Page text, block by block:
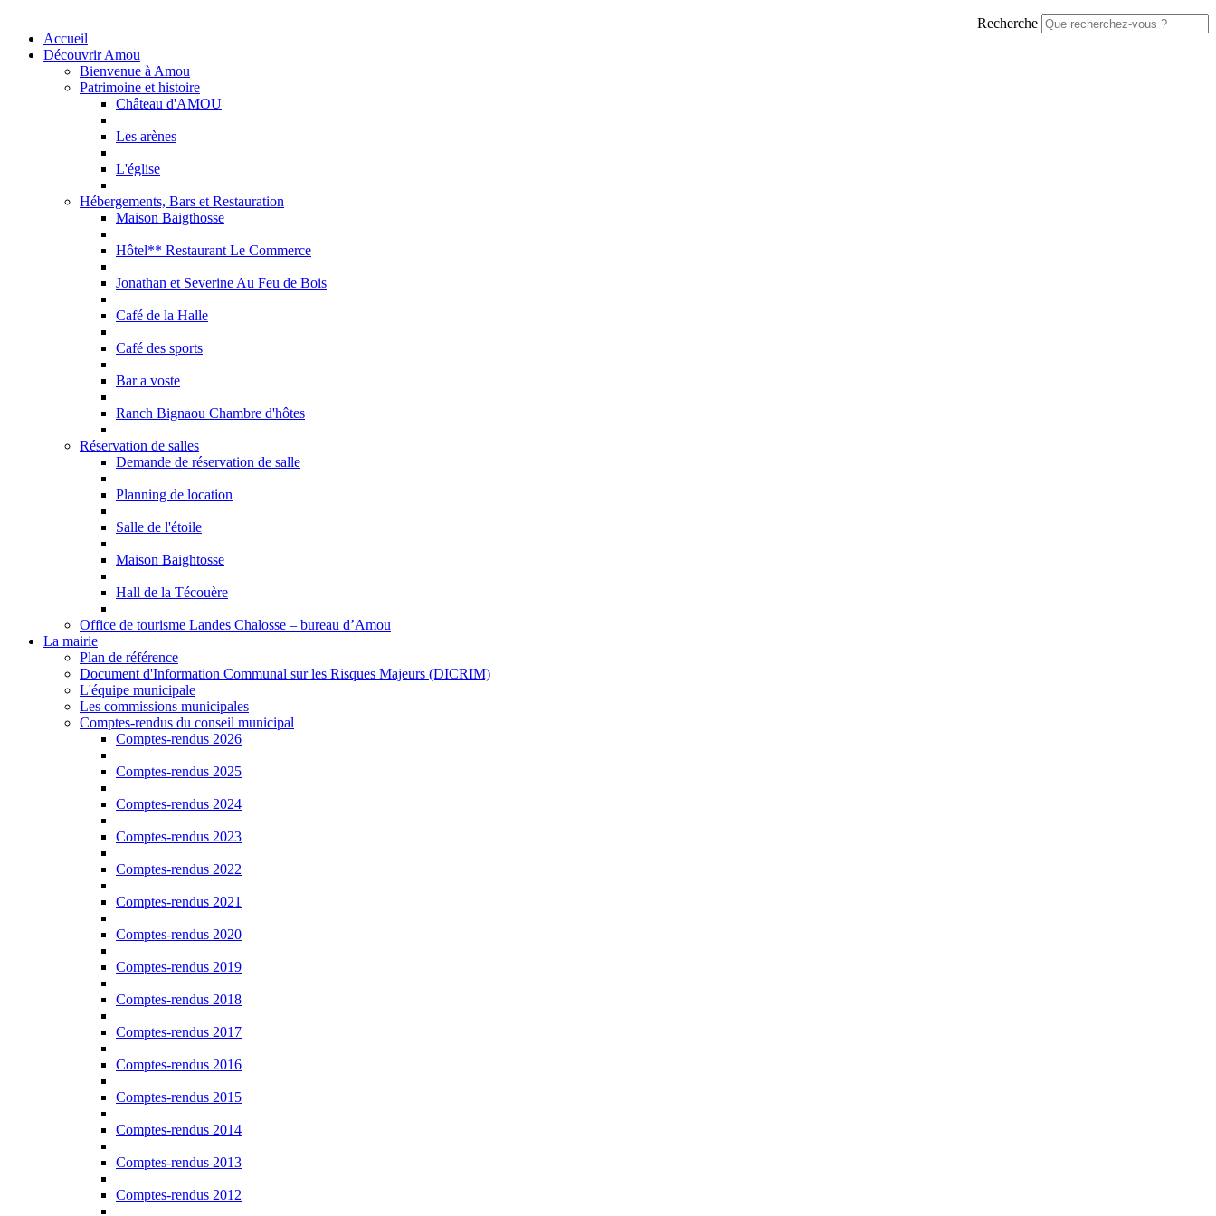
Recherche
Accueil
Découvrir Amou
Bienvenue à Amou
Patrimoine et histoire
Château d'AMOU
Les arènes
L'église
Hébergements, Bars et Restauration
Maison Baigthosse
Hôtel** Restaurant Le Commerce
Jonathan et Severine Au Feu de Bois
Café de la Halle
Café des sports
Bar a voste
Ranch Bignaou Chambre d'hôtes
Réservation de salles
Demande de réservation de salle
Planning de location
Salle de l'étoile
Maison Baightosse
Hall de la Técouère
Office de tourisme Landes Chalosse – bureau d’Amou
La mairie
Plan de référence
Document d'Information Communal sur les Risques Majeurs (DICRIM)
L'équipe municipale
Les commissions municipales
Comptes-rendus du conseil municipal
Comptes-rendus 2026
Comptes-rendus 2025
Comptes-rendus 2024
Comptes-rendus 2023
Comptes-rendus 2022
Comptes-rendus 2021
Comptes-rendus 2020
Comptes-rendus 2019
Comptes-rendus 2018
Comptes-rendus 2017
Comptes-rendus 2016
Comptes-rendus 2015
Comptes-rendus 2014
Comptes-rendus 2013
Comptes-rendus 2012